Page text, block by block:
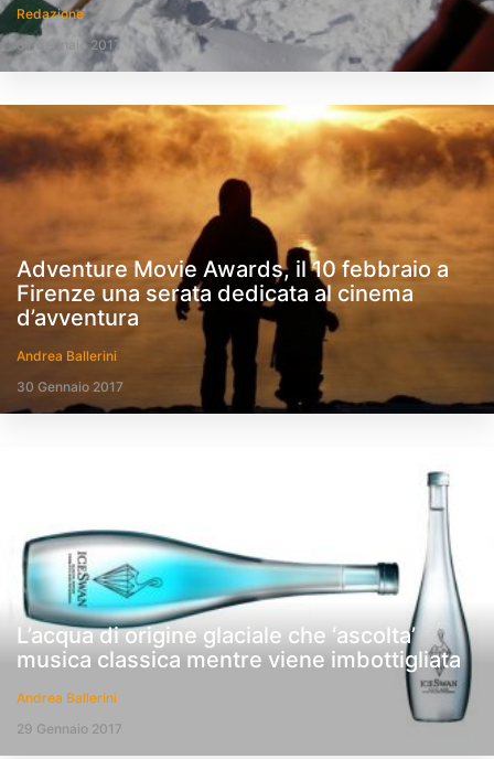
Redazione
31 Gennaio 2017
Adventure Movie Awards, il 10 febbraio a
Firenze una serata dedicata al cinema
d’avventura
Andrea Ballerini
30 Gennaio 2017
L’acqua di origine glaciale che ‘ascolta’
musica classica mentre viene imbottigliata
Andrea Ballerini
29 Gennaio 2017